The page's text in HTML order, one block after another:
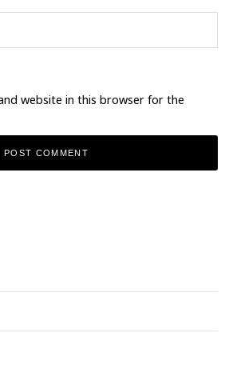
website in this browser for the